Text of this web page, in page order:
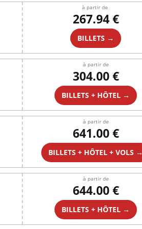
à partir de
267.94 €
BILLETS →
à partir de
304.00 €
BILLETS + HÔTEL →
à partir de
641.00 €
BILLETS + HÔTEL + VOLS →
à partir de
644.00 €
BILLETS + HÔTEL →